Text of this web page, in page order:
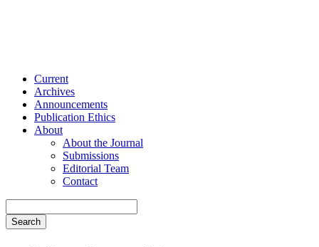
Current
Archives
Announcements
Publication Ethics
About
About the Journal
Submissions
Editorial Team
Contact
Search